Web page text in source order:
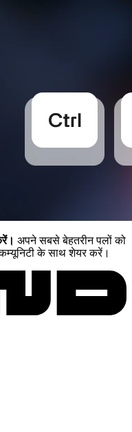
अपने सबसे बेहतरीन पलों को
के साथ शेयर करें।